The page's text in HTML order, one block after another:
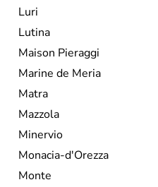
Luri
Lutina
Maison Pieraggi
Marine de Meria
Matra
Mazzola
Minervio
Monacia-d'Orezza
Monte